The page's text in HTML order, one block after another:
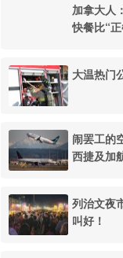
加拿大人
快餐比“
大温热门
闹罢工的
西捷及加
列治文夜
叫好！